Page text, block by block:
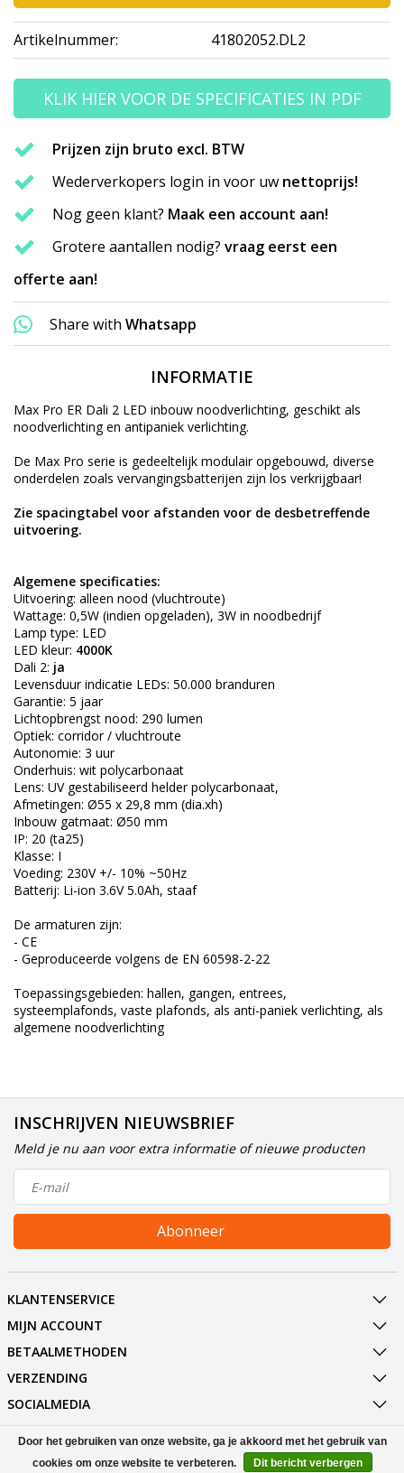
Artikelnummer: 41802052.DL2
KLIK HIER VOOR DE SPECIFICATIES IN PDF
Prijzen zijn bruto excl. BTW
Wederverkopers login in voor uw nettoprijs!
Nog geen klant? Maak een account aan!
Grotere aantallen nodig? vraag eerst een
offerte aan!
Share with Whatsapp
INFORMATIE
Max Pro ER Dali 2 LED inbouw noodverlichting, geschikt als
noodverlichting en antipaniek verlichting.
De Max Pro serie is gedeeltelijk modulair opgebouwd, diverse
onderdelen zoals vervangingsbatterijen zijn los verkrijgbaar!
Zie spacingtabel voor afstanden voor de desbetreffende
uitvoering.
Algemene specificaties:
Uitvoering: alleen nood (vluchtroute)
Wattage: 0,5W (indien opgeladen), 3W in noodbedrijf
Lamp type: LED
LED kleur: 4000K
Dali 2: ja
Levensduur indicatie LEDs: 50.000 branduren
Garantie: 5 jaar
Lichtopbrengst nood: 290 lumen
Optiek: corridor / vluchtroute
Autonomie: 3 uur
Onderhuis: wit polycarbonaat
Lens: UV gestabiliseerd helder polycarbonaat,
Afmetingen: Ø55 x 29,8 mm (dia.xh)
Inbouw gatmaat: Ø50 mm
IP: 20 (ta25)
Klasse: I
Voeding: 230V +/- 10% ~50Hz
Batterij: Li-ion 3.6V 5.0Ah, staaf
De armaturen zijn:
- CE
- Geproduceerde volgens de EN 60598-2-22
Toepassingsgebieden: hallen, gangen, entrees,
systeemplafonds, vaste plafonds, als anti-paniek verlichting, als
algemene noodverlichting
INSCHRIJVEN NIEUWSBRIEF
Meld je nu aan voor extra informatie of nieuwe producten
Abonneer
KLANTENSERVICE
MIJN ACCOUNT
BETAALMETHODEN
VERZENDING
SOCIALMEDIA
CONTACT
Door het gebruiken van onze website, ga je akkoord met het gebruik van
cookies om onze website te verbeteren.
Dit bericht verbergen